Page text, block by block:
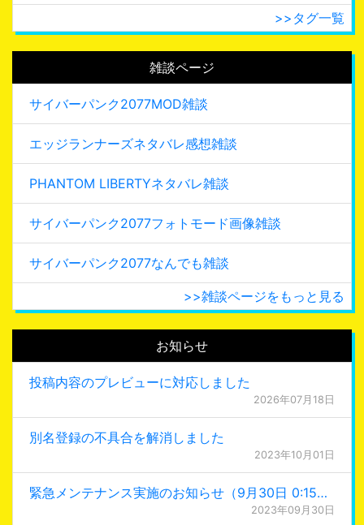
>>タグ一覧
雑談ページ
サイバーパンク2077MOD雑談
エッジランナーズネタバレ感想雑談
PHANTOM LIBERTYネタバレ雑談
サイバーパンク2077フォトモード画像雑談
サイバーパンク2077なんでも雑談
>>雑談ページをもっと見る
お知らせ
投稿内容のプレビューに対応しました
2026年07月18日
別名登録の不具合を解消しました
2023年10月01日
緊急メンテナンス実施のお知らせ（9月30日 0:15更新）
2023年09月30日